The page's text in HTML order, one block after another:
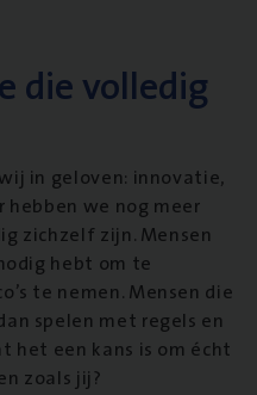
die volledig
in geloven: innovatie,
hebben we nog meer
zichzelf zijn. Mensen
hebt om te
te nemen. Mensen die
spelen met regels en
het een kans is om écht
zoals jij?